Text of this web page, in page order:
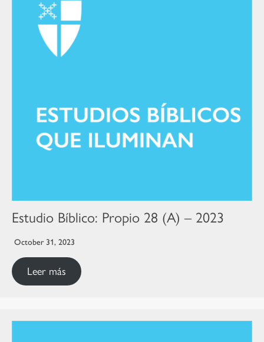
Estudio Bíblico: Propio 28 (A) – 2023
October 31, 2023
Leer más